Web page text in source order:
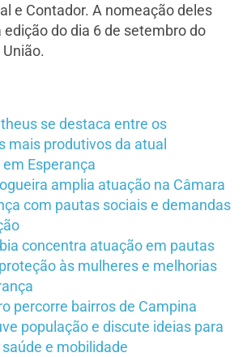
e Contador. A nomeação deles
do dia 6 de setembro do
se destaca entre os
mais produtivos da atual
Esperança
amplia atuação na Câmara
com pautas sociais e demandas
concentra atuação em pautas
às mulheres e melhorias
percorre bairros de Campina
população e discute ideias para
e mobilidade